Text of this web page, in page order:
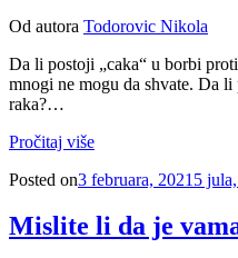
Od autora Todorovic Nikola
Da li postoji „caka“ u borbi
mnogi ne mogu da shvate. Da
raka?…
Pročitaj više
Posted on3 februara, 2021 5
Mislite li da je